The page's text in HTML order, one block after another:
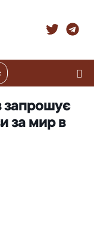
запрошує
за мир в